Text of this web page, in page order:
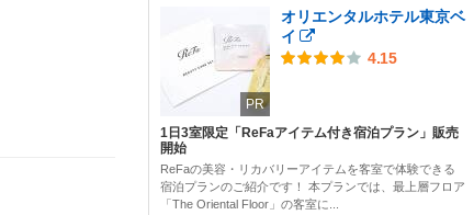
PR
オリエンタルホテル東京ベ
イ
4.15
1日3室限定「ReFaアイテム付き宿泊プラン」販売
開始
ReFaの美容・リカバリーアイテムを客室で体験できる
宿泊プランのご紹介です！ 本プランでは、最上層フロア
「The Oriental Floor」の客室に...